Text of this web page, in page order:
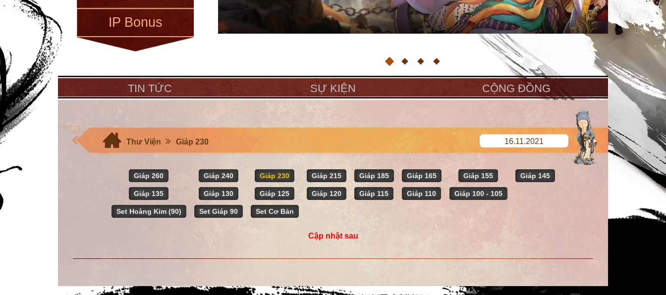
IP Bonus
TIN TỨC SỰ KIỆN CỘNG ĐỒNG
Thư Viện Giáp 230 16.11.2021
Giáp 260 Giáp 240 Giáp 230 Giáp 215 Giáp 185 Giáp 165 Giáp 155 Giáp 145
Giáp 135 Giáp 130 Giáp 125 Giáp 120 Giáp 115 Giáp 110 Giáp 100 - 105
Set Hoàng Kim (90) Set Giáp 90 Set Cơ Bản
Cập nhật sau